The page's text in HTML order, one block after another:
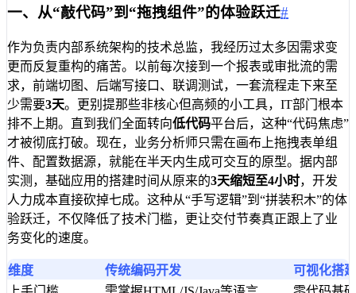
一、从“敲代码”到“拖拽组件”的体验跃迁#
作为负责内部系统架构的技术总监，我经历过太多因需求变
更而反复重构的痛苦。以前每次接到一个报表或审批流的需
求，前端切图、后端写接口、联调测试，一套流程走下来至
少需要3天。更别提那些非核心但高频的小工具，IT部门根本
排不上期。直到我们全面转向低代码平台后，这种“代码焦虑”
才被彻底打破。现在，业务分析师只需在画布上拖拽表单组
件、配置数据源，就能在半天内生成可交互的原型。据内部
实测，基础应用的搭建时间从原来的3天缩短至4小时，开发
人力成本直接砍掉七成。这种从“手写逻辑”到“拼装积木”的体
验跃迁，不仅降低了技术门槛，更让交付节奏真正跟上了业
务变化的速度。
维度 传统编码开发
可视化搭